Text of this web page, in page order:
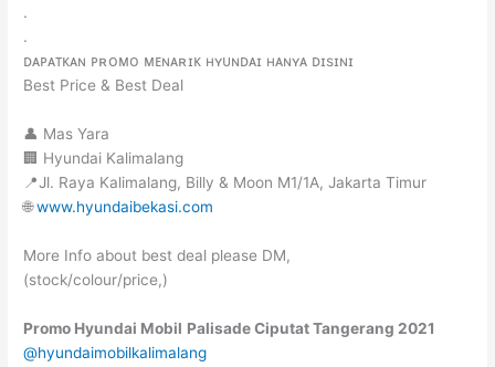
.
.
ᴅᴀᴘᴀᴛᴋᴀɴ ᴘʀᴏᴍᴏ ᴍᴇɴᴀʀɪᴋ ʜʏᴜɴᴅᴀɪ ʜᴀɴʏᴀ ᴅɪsɪɴɪ
Best Price & Best Deal
👤 Mas Yara
🏢 Hyundai Kalimalang
📍Jl. Raya Kalimalang, Billy & Moon M1/1A, Jakarta Timur
🌐www.hyundaibekasi.com
More Info about best deal please DM,
(stock/colour/price,)
Promo Hyundai Mobil PalisadeCiputatTangerang 2021
@hyundaimobilkalimalang